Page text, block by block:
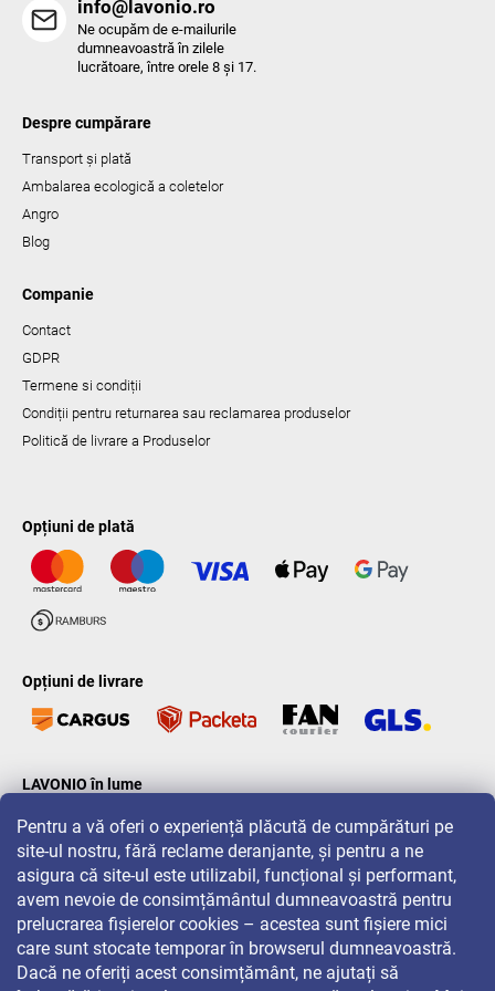
Pentru a vă oferi o experiență plăcută de cumpărături pe
site-ul nostru, fără reclame deranjante, și pentru a ne
asigura că site-ul este utilizabil, funcțional și performant,
avem nevoie de consimțământul dumneavoastră pentru
prelucrarea fișierelor cookies – acestea sunt fișiere mici
care sunt stocate temporar în browserul dumneavoastră.
Dacă ne oferiți acest consimțământ, ne ajutați să
info@lavonio.ro
Ne ocupăm de e-mailurile
dumneavoastră în zilele
lucrătoare, între orele 8 și 17.
Despre cumpărare
Transport și plată
Ambalarea ecologică a coletelor
Angro
Blog
Companie
Contact
GDPR
Termene si condiții
Condiții pentru returnarea sau reclamarea produselor
Politică de livrare a Produselor
Opțiuni de plată
Opțiuni de livrare
LAVONIO în lume
Pentru promoții, concursuri și reduceri, urmăriți-ne pe: